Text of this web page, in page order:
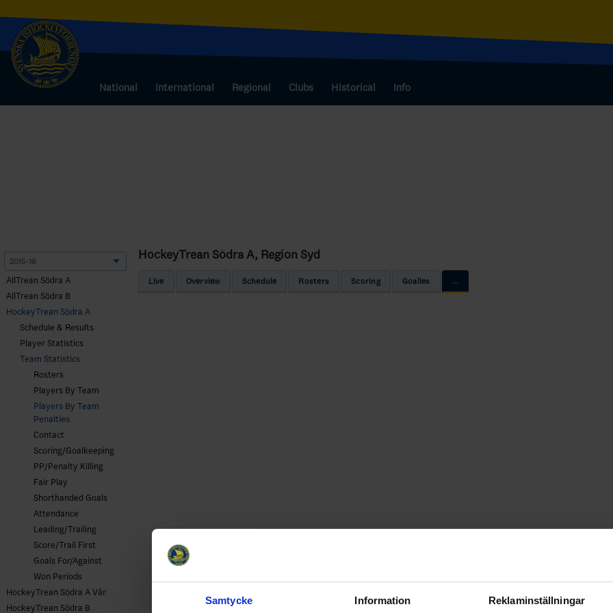
Samtycke Information Reklaminställningar
National International Regional Clubs Historical Info
AllTrean Södra A
AllTrean Södra B
HockeyTrean Södra A
Schedule & Results
Player Statistics
Team Statistics
Rosters
Players By Team
Players By Team
Penalties
Contact
Scoring/Goalkeeping
PP/Penalty Killing
Fair Play
Shorthanded Goals
Attendance
Leading/Trailing
Score/Trail First
Goals For/Against
Won Periods
HockeyTrean Södra A Vår
HockeyTrean Södra B
HockeyTrean Södra A, Region Syd
Live Overview Schedule Rosters Scoring Goalies ...